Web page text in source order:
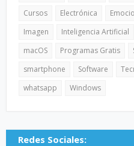
Cursos
Electrónica
Imagen
Inteligencia Artificial
macOS
Programas Gratis
smartphone
Software
whatsapp
Windows
Redes Sociales: